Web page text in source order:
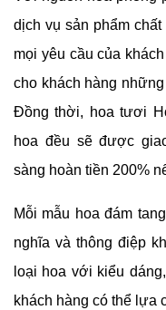
dịch vụ sản phẩm
mọi yêu cầu của
cho khách hàng
Đồng thời, hoa tươi
hoa đều sẽ được
sàng hoàn tiền 200%
Mỗi mẫu hoa đám
nghĩa và thông điệp
loại hoa với kiểu
khách hàng có thể lựa